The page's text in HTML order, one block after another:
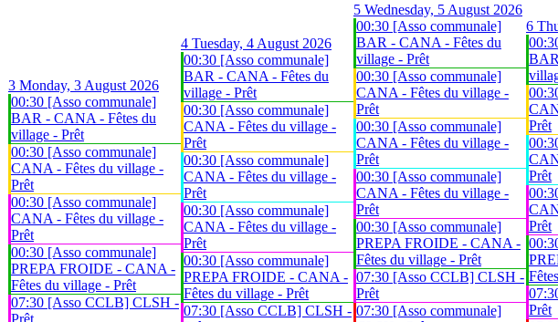
3 Monday, 3 August 2026
00:30 [Asso communale]
BAR - CANA - Fêtes du
village - Prêt
00:30 [Asso communale]
CANA - Fêtes du village -
Prêt
00:30 [Asso communale]
CANA - Fêtes du village -
Prêt
00:30 [Asso communale]
PREPA FROIDE - CANA -
Fêtes du village - Prêt
07:30 [Asso CCLB] CLSH -
Prêt
4 Tuesday, 4 August 2026
00:30 [Asso communale]
BAR - CANA - Fêtes du
village - Prêt
00:30 [Asso communale]
CANA - Fêtes du village -
Prêt
00:30 [Asso communale]
CANA - Fêtes du village -
Prêt
00:30 [Asso communale]
CANA - Fêtes du village -
Prêt
00:30 [Asso communale]
PREPA FROIDE - CANA -
Fêtes du village - Prêt
07:30 [Asso CCLB] CLSH -
5 Wednesday, 5 August 2026
00:30 [Asso communale]
BAR - CANA - Fêtes du
village - Prêt
00:30 [Asso communale]
CANA - Fêtes du village -
Prêt
00:30 [Asso communale]
CANA - Fêtes du village -
Prêt
00:30 [Asso communale]
CANA - Fêtes du village -
Prêt
00:30 [Asso communale]
PREPA FROIDE - CANA -
Fêtes du village - Prêt
07:30 [Asso CCLB] CLSH -
Prêt
07:30 [Asso communale]
6
Prêt
Prêt
Prêt
Prêt